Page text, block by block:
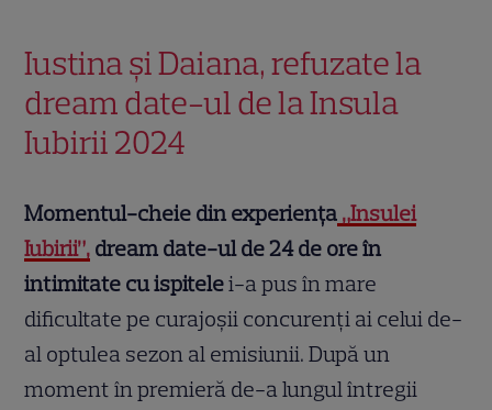
Iustina şi Daiana, refuzate la
dream date-ul de la Insula
Iubirii 2024
Momentul-cheie din experienţa „Insulei
Iubirii”, dream date-ul de 24 de ore în
intimitate cu ispitelei-a pus în mare
dificultate pe curajoşii concurenţi ai celui de-
al optulea sezon al emisiunii. După un
moment în premieră de-a lungul întregii